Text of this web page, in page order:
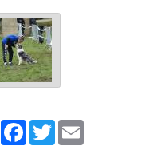
PartagerFacebook
Twitter